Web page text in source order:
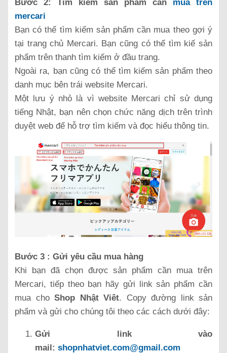
Bước 2: Tìm kiếm sản phẩm cần mua trên
mercari
Bạn có thể tìm kiếm sản phẩm cần mua theo gợi ý
tại trang chủ Mercari. Bạn cũng có thể tìm kiế sản
phẩm trên thanh tìm kiếm ở đầu trang.
Ngoài ra, bạn cũng có thể tìm kiếm sản phẩm theo
danh mục bên trái website Mercari.
Một lưu ý nhỏ là vì website Mercari chỉ sử dụng
tiếng Nhật, bạn nên chọn chức năng dịch trên trình
duyệt web để hỗ trợ tìm kiếm và đọc hiểu thông tin.
Bước 3 : Gửi yêu cầu mua hàng
Khi bạn đã chọn được sản phẩm cần mua trên
Mercari, tiếp theo bạn hãy gửi link sản phẩm cần
mua cho Shop Nhật Viêt. Copy đường link sản
phẩm và gửi cho chúng tôi theo các cách dưới đây:
Gửi link vào
mail: shopnhatviet.com@gmail.com